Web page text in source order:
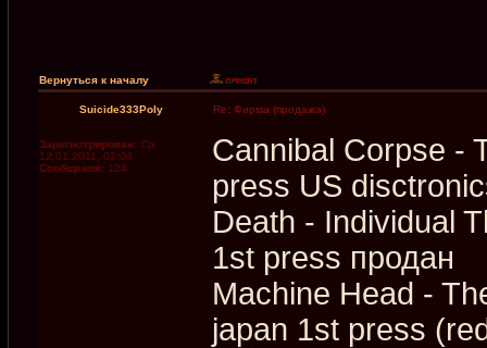
Вернуться к началу
Suicide333Poly Re: Фирма (продажа)
Зарегистрирован: Ср
12.01.2011, 02:04
Сообщения: 124
Cannibal Corpse -
press US
Death - Individual
1st press продан
Machine Head -
japan 1st press